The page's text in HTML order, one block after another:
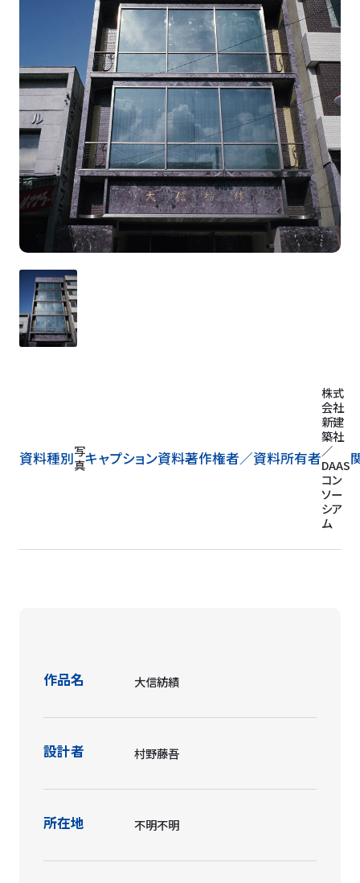
資料種別写
真キャプション資料著作権者／資料所有者
株式
会社
新建
築社
／
DAAS
コン
ソー
シア
ム
作品名 大信紡績
設計者 村野藤吾
所在地 不明不明